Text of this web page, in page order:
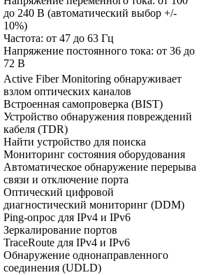
до 240 В (автоматический выбор +/-
10%)
Частота: от 47 до 63 Гц
Напряжение постоянного тока: от 36 до
72 В
Active Fiber Monitoring обнаруживает
взлом оптических каналов
Встроенная самопроверка (BIST)
Устройство обнаружения повреждений
кабеля (TDR)
Найти устройство для поиска
Мониторинг состояния оборудования
Автоматическое обнаружение перерыва
связи и отключение порта
Оптический цифровой
диагностический мониторинг (DDM)
Ping-опрос для IPv4 и IPv6
Зеркалирование портов
TraceRoute для IPv4 и IPv6
Обнаружение однонаправленного
соединения (UDLD)